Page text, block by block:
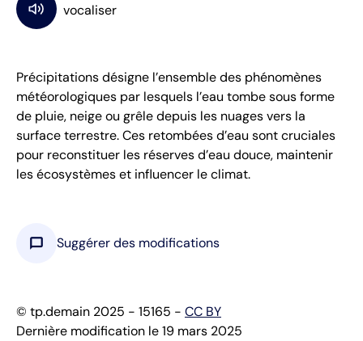
Précipitations désigne l’ensemble des phénomènes
météorologiques par lesquels l’eau tombe sous forme
de pluie, neige ou grêle depuis les nuages vers la
surface terrestre. Ces retombées d’eau sont cruciales
pour reconstituer les réserves d’eau douce, maintenir
les écosystèmes et influencer le climat.
chat_bubble Suggérer des modifications
© tp.demain 2025 - 15165 - CC BY
Dernière modification le 19 mars 2025